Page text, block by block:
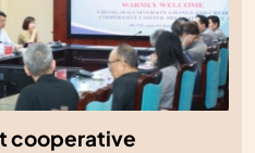
cooperative